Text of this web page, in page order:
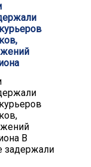
В
задержали